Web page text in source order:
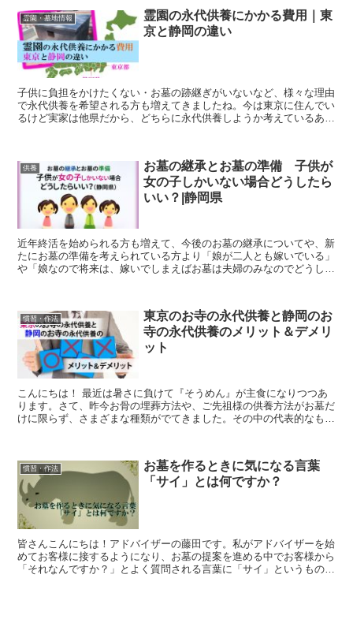
霊園・墓地情報
霊園の永代供養にかかる費用｜東
京と静岡の違い
子供に負担をかけたくない・お墓の跡継ぎがいないなど、様々な理由
で永代供養を希望される方も増えてきましたね。今は東京に住んでい
るけど実家は他県だから、どちらに永代供養しようか考えているあな
供養
お墓の継承とお墓の準備 子供が
女の子しかいない場合どうしたら
いい？|静岡県
近年終活を始められる方も増えて、今後のお墓の継承についてや、新
たにお墓の準備を考えられている方より「娘が二人とも嫁いでいる」
や「娘なので将来は、嫁いでしまえばお墓は夫婦のみなのでどうした
慣習・作法
東京のお寺の永代供養と静岡のお
寺の永代供養のメリット＆デメリ
ット
こんにちは！ 最近は暑さに負けて『そうめん』が主食になりつつあ
ります。さて、昨今お骨の埋葬方法や、ご先祖様の供養方法がお墓だ
けに限らず、さまざまな種類がでてきました。その中の代表的なもの
慣習・作法
お墓を作るときに気になる言葉
「サイ」とは何ですか？
皆さんこんにちは！アドバイザーの藤田です。私がアドバイザーを始
めてお客様に接するようになり、お墓の提案を進める中でお客様から
「それなんですか？」とよく質問される言葉に「サイ」というものが